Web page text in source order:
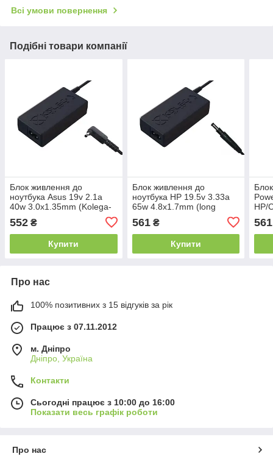
Всі умови повернення
Подібні товари компанії
Блок живлення до
ноутбука Asus 19v 2.1a
40w 3.0x1.35mm (Kolega-
552 ₴
Купити
Блок живлення до
ноутбука HP 19.5v 3.33a
65w 4.8x1.7mm (long
(A++)) 24 міс.гар.
561₴
Купити
HP/
561
Про нас
100% позитивних з 15 відгуків за рік
Працює з 07.11.2012
м. Дніпро
Дніпро, Україна
Контакти
Сьогодні працює з 10:00 до 16:00
Показати весь графік роботи
Про нас